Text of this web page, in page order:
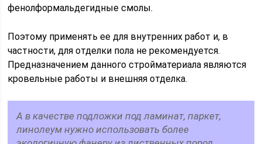
фенолформальдегидные смолы.
Поэтому применять ее для внутренних работ и, в
частности, для отделки пола не рекомендуется.
Предназначением данного стройматериала являются
кровельные работы и внешняя отделка.
А в качестве подложки под ламинат, паркет,
линолеум нужно использовать более